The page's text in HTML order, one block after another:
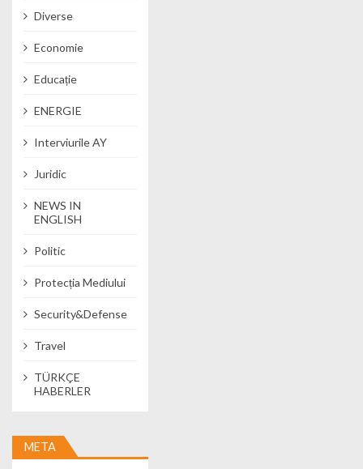
Diverse
Economie
Educație
ENERGIE
Interviurile AY
Juridic
NEWS IN
ENGLISH
Politic
Protecția Mediului
Security&Defense
Travel
TÜRKÇE
HABERLER
META